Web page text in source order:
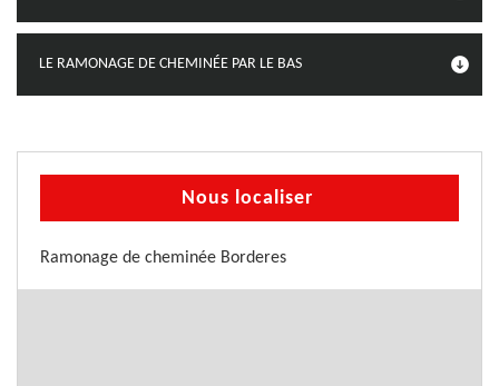
LE RAMONAGE DE CHEMINÉE PAR LE BAS
Nous localiser
Ramonage de cheminée Borderes